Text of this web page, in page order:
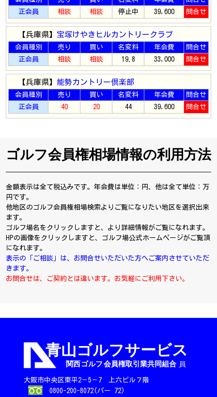
正会員
相談 相談 停止中 39,600 問合せ
【兵庫県】 宝塚けやきヒルカントリークラブ
会員種別 売り 買い 名変料 年会費
問合せ
正会員
相談 相談 19.8 33,000 問合せ
【兵庫県】 能勢カントリー倶楽部
会員種別 売り 買い 名変料 年会費
問合せ
正会員
40 20 44 39,600 問合せ
ゴルフ会員権相場情報の利用方法
金額表示は全て税込みです。年会費は単位：円、他は全て単位：万
円です。
他地区のゴルフ会員権相場検索よりご覧になりたい地区を選択出来
ます。
ゴルフ場名をクリックしますと、より詳細情報がご覧になれます。
HPの画像をクリックしますと、ゴルフ場公式ホームページがご覧頂
になれます。
表示の「ご相談」は、お問合せいただいた方へご案内させていただ
きます。
お問合せは、ご契約とは違います。お気軽にご利用下さい。
大阪市中央区東平2－5－7 上六ビル７階
0800-200-8072(パー 72)